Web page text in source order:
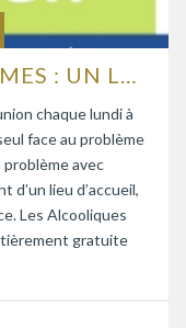
ALCOOLIQUES ANONYMES : UN LIEU D’ÉCOUTE ET D’ENTRAIDE
chaque lundi à
face au problème
problème avec
d’un lieu d’accueil,
Les Alcooliques
gratuite